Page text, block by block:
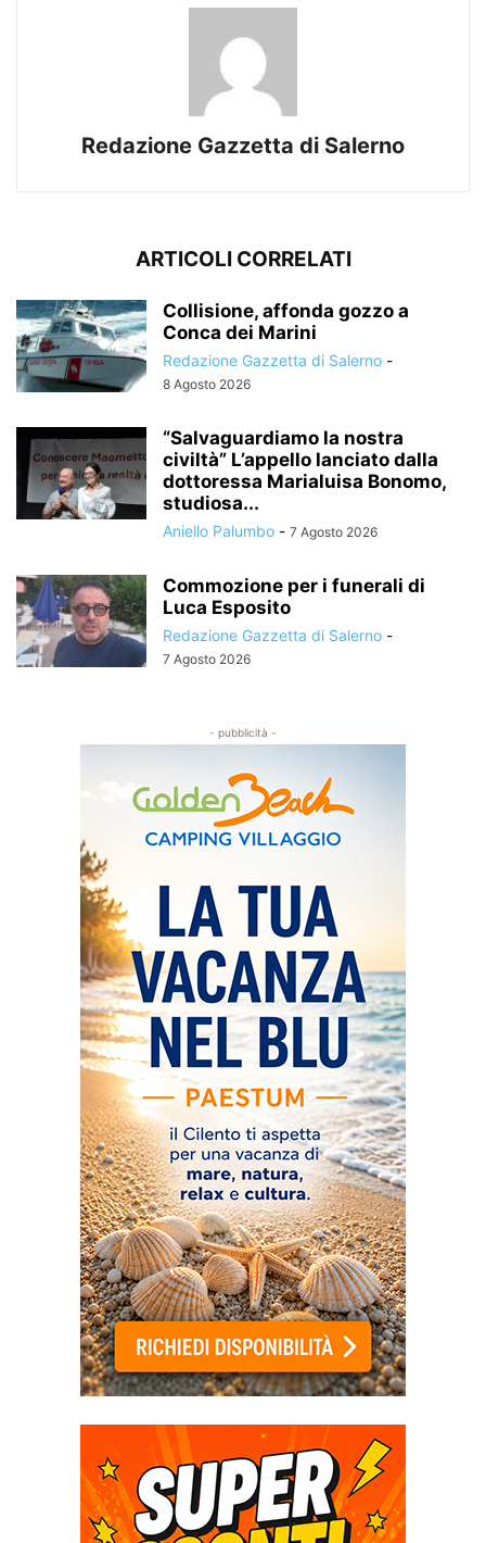
Redazione Gazzetta di Salerno
ARTICOLI CORRELATI
Collisione, affonda gozzo a
Conca dei Marini
Redazione Gazzetta di Salerno -
8 Agosto 2026
“Salvaguardiamo la nostra
civiltà” L’appello lanciato dalla
dottoressa Marialuisa Bonomo,
studiosa...
Aniello Palumbo - 7 Agosto 2026
Commozione per i funerali di
Luca Esposito
Redazione Gazzetta di Salerno -
7 Agosto 2026
- pubblicità -